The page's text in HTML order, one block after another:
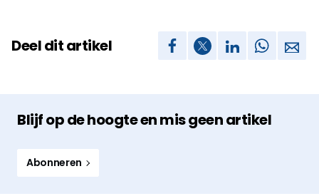
Deel dit artikel
Blijf op de hoogte en mis geen artikel
Abonneren